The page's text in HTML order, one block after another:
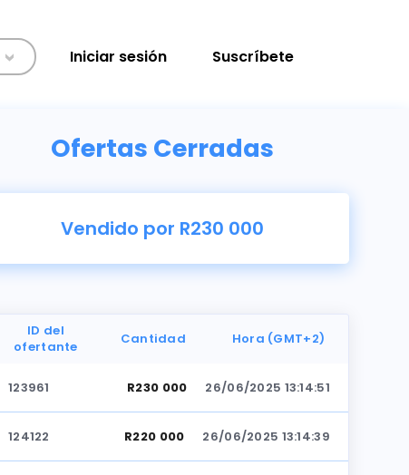
> Iniciar sesión Suscríbete
Ofertas Cerradas
Vendido por R230 000
ID del
ofertante
Cantidad Hora (GMT+2)
123961 R230 000 26/06/2025 13:14:51
124122 R220 000 26/06/2025 13:14:39